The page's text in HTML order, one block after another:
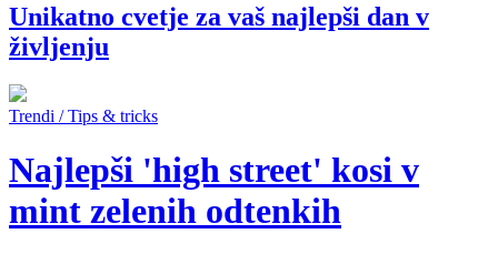
Unikatno cvetje za vaš najlepši dan v
življenju
Trendi / Tips & tricks
Najlepši 'high street' kosi v
mint zelenih odtenkih